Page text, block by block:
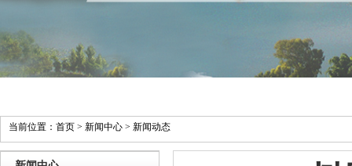
当前位置： 首页 > 新闻中心 > 新闻动态